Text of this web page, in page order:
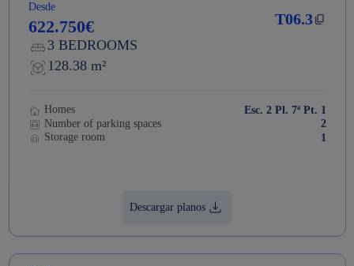
T06.3
Desde
622.750€
3 BEDROOMS
128.38 m²
Homes
Esc. 2 Pl. 7ª Pt. 1
Number of parking spaces
2
Storage room
1
Descargar planos